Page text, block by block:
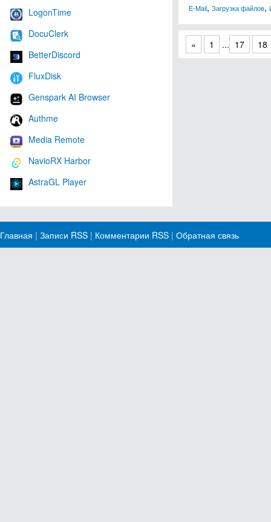
LogonTime
DocuClerk
BetterDiscord
FluxDisk
Genspark AI Browser
Authme
Media Remote
NavioRX Harbor
AstraGL Player
E-Mail, Загрузка файлов,
« 1 ... 17 18
Главная | Записи RSS | Комментарии RSS | Обратная связь